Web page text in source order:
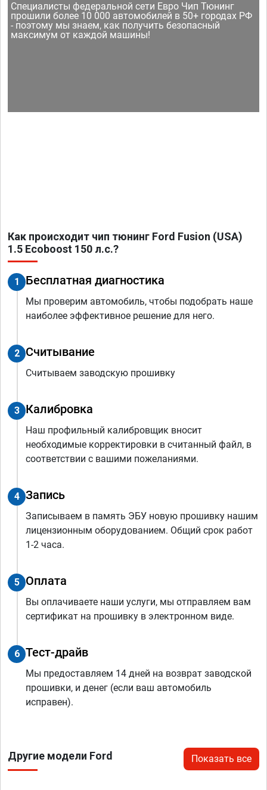
Специалисты федеральной сети Евро Чип Тюнинг
прошили более 10 000 автомобилей в 50+ городах РФ
- поэтому мы знаем, как получить безопасный
максимум от каждой машины!
Как происходит чип тюнинг Ford Fusion (USA)
1.5 Ecoboost 150 л.с.?
1 Бесплатная диагностика
Мы проверим автомобиль, чтобы подобрать наше
наиболее эффективное решение для него.
2 Считывание
Считываем заводскую прошивку
3 Калибровка
Наш профильный калибровщик вносит
необходимые корректировки в считанный файл, в
соответствии с вашими пожеланиями.
4 Запись
Записываем в память ЭБУ новую прошивку нашим
лицензионным оборудованием. Общий срок работ
1-2 часа.
5 Оплата
Вы оплачиваете наши услуги, мы отправляем вам
сертификат на прошивку в электронном виде.
6 Тест-драйв
Мы предоставляем 14 дней на возврат заводской
прошивки, и денег (если ваш автомобиль
исправен).
Другие модели Ford Показать все